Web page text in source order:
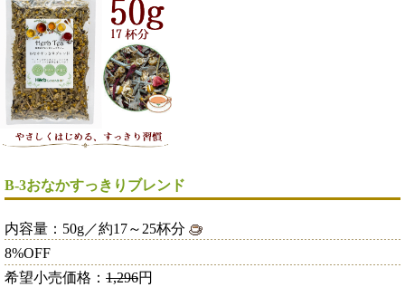
B-3おなかすっきりブレンド
内容量：50g／約17～25杯分
8%OFF
希望小売価格： 1,296円